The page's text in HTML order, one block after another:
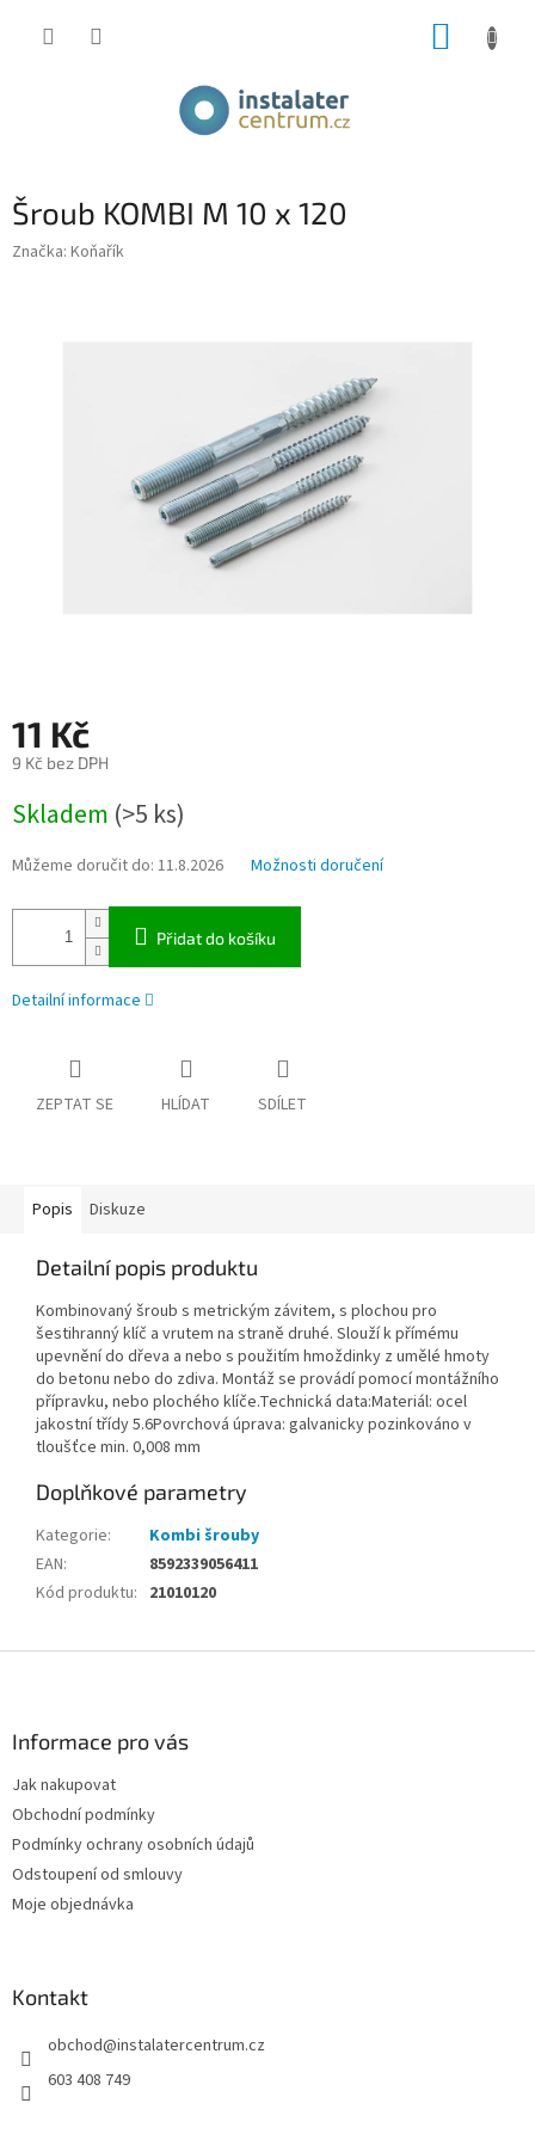
Šroub KOMBI M 10 x 120
Značka: Koňařík
11 Kč
9 Kč bez DPH
cena:
Skladem (>5 ks)
Můžeme doručit do: 11.8.2026 Možnosti doručení
Přidat do košíku
Detailní informace
ZEPTAT SE HLÍDAT SDÍLET
Popis Diskuze
Detailní popis produktu
Kombinovaný šroub s metrickým závitem, s plochou pro
šestihranný klíč a vrutem na straně druhé. Slouží k přímému
upevnění do dřeva a nebo s použitím hmoždinky z umělé hmoty
do betonu nebo do zdiva. Montáž se provádí pomocí montážního
přípravku, nebo plochého klíče.Technická data:Materiál: ocel
jakostní třídy 5.6Povrchová úprava: galvanicky pozinkováno v
tloušťce min. 0,008 mm
Doplňkové parametry
Kategorie:
Kombi šrouby
EAN:
8592339056411
Kód produktu: 21010120
Informace pro vás
Jak nakupovat
Obchodní podmínky
Podmínky ochrany osobních údajů
Odstoupení od smlouvy
Moje objednávka
Kontakt
obchod@instalatercentrum.cz
603 408 749